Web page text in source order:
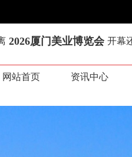
网站首页 资讯中心